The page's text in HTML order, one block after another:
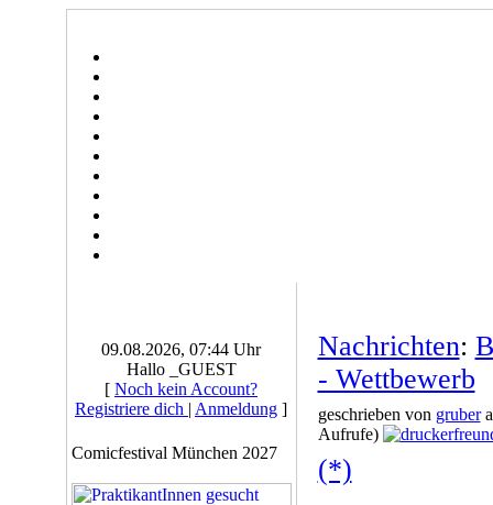
09.08.2026, 07:44 Uhr
Hallo _GUEST
[ Noch kein Account?
Registriere dich | Anmeldung ]
Comicfestival München 2027
Nachrichten:
- Wettbewerb
geschrieben von gruber
Aufrufe)
(*)